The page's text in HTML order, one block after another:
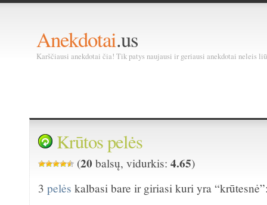
Anekdotai.us
Karščiausi anekdotai čia! Tik patys naujausi ir geriausi anekdotai neleis
Krūtos pelės
(20 balsų, vidurkis:4.65)
3pelės kalbasi bare ir giriasi kuri yra